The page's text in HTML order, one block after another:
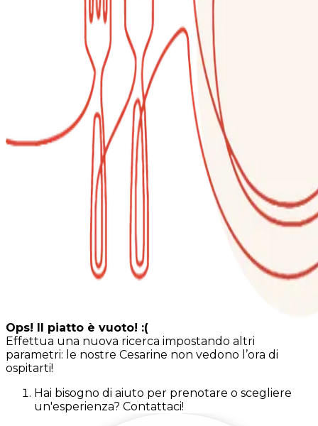
Ops! Il piatto è vuoto! :(
Effettua una nuova ricerca impostando altri
parametri: le nostre Cesarine non vedono l’ora di
ospitarti!
Hai bisogno di aiuto per prenotare o scegliere
un'esperienza? Contattaci!